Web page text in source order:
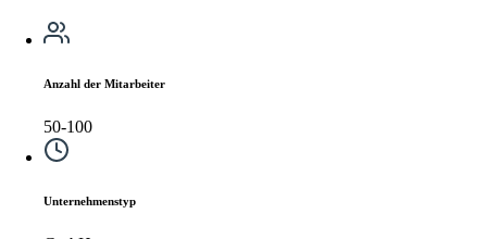
Anzahl der Mitarbeiter
50-100
Unternehmenstyp